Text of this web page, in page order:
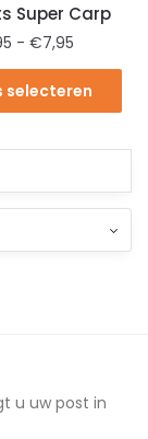
Super Carp
- €7,95
selecteren
u uw post in